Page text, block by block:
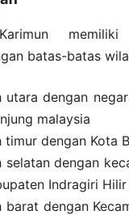
batas-batas
utara dengan
malaysia
timur dengan Kota
selatan dengan
Indragiri Hilir
barat dengan